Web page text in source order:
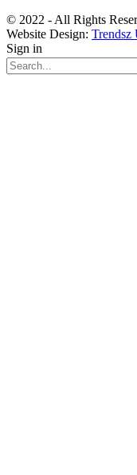
© 2022 - All Rights
Website Design: Trendsz
Sign in